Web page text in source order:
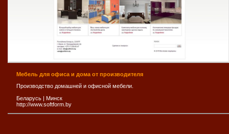
Мебель для офиса и дома от производителя
Производство домашней и офисной мебели.
Беларусь | Минск
http://www.softform.by